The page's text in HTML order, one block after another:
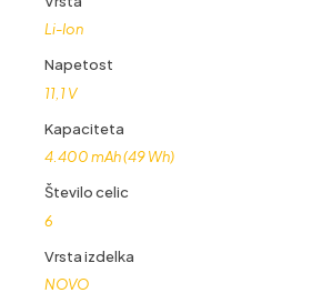
Li-Ion
Napetost
11,1 V
Kapaciteta
4.400 mAh (49 Wh)
Število celic
6
Vrsta izdelka
NOVO